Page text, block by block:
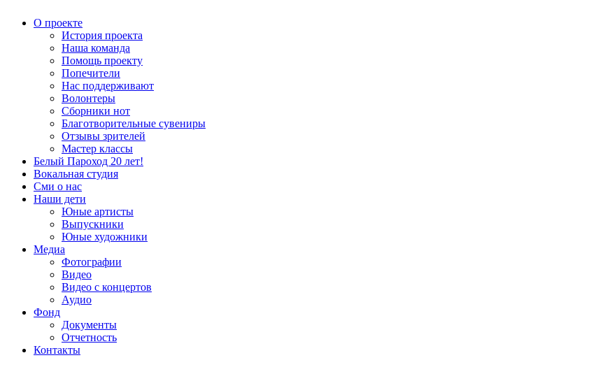
О проекте
История проекта
Наша команда
Помощь проекту
Попечители
Нас поддерживают
Волонтеры
Сборники нот
Благотворительные сувениры
Отзывы зрителей
Мастер классы
Белый Пароход 20 лет!
Вокальная студия
Сми о нас
Наши дети
Юные артисты
Выпускники
Юные художники
Медиа
Фотографии
Видео
Видео с концертов
Аудио
Фонд
Документы
Отчетность
Контакты